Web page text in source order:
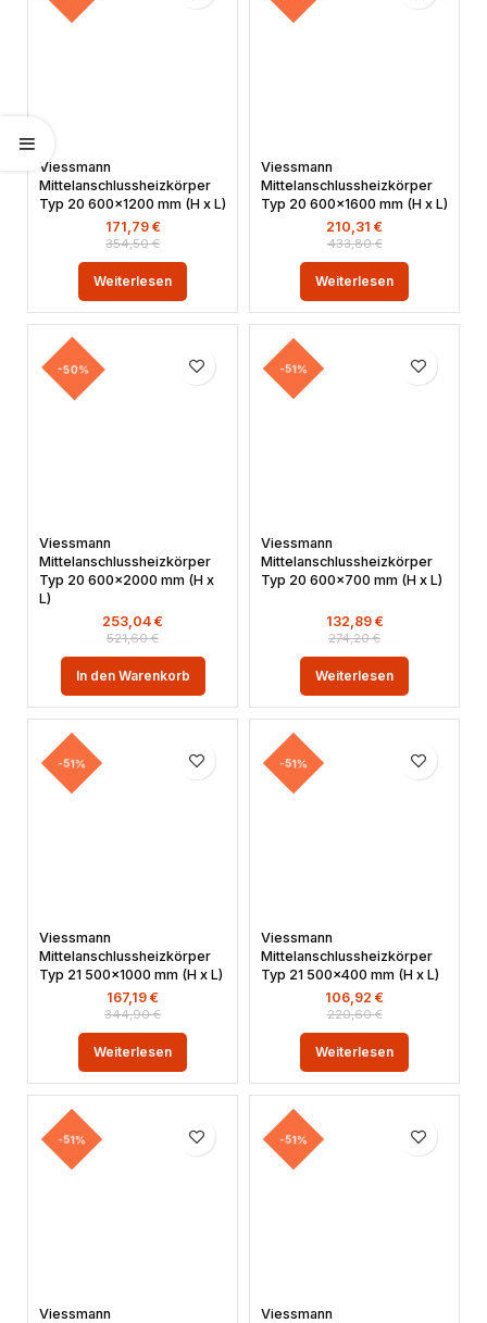
Viessmann
Mittelanschlussheizkörper
Typ 20 600×1200 mm (H x L)
354,50€
171,79 €
Weiterlesen
Viessmann
Mittelanschlussheizkörper
Typ 20 600×1600 mm (H x L)
433,80€
210,31 €
Weiterlesen
-50%
Viessmann
Mittelanschlussheizkörper
Typ 20 600×2000 mm (H x
L)
521,60€
253,04 €
In den Warenkorb
-51%
Viessmann
Mittelanschlussheizkörper
Typ 20 600×700 mm (H x L)
274,20€
132,89 €
Weiterlesen
-51%
Viessmann
Mittelanschlussheizkörper
Typ 21 500×1000 mm (H x L)
344,90€
167,19 €
Weiterlesen
-51%
Viessmann
Mittelanschlussheizkörper
Typ 21 500×400 mm (H x L)
220,60€
106,92 €
Weiterlesen
-51%
Viessmann
-51%
Viessmann